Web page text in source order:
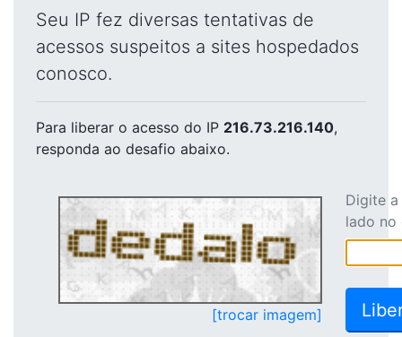
Seu IP fez diversas tentativas de
acessos suspeitos a sites hospedados
conosco.
Para liberar o acesso do IP 216.73.216.140,
responda ao desafio abaixo.
[trocar imagem]
Digite
lado no